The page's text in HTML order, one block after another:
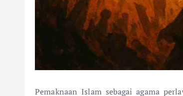
Pemaknaan Islam sebagai agama